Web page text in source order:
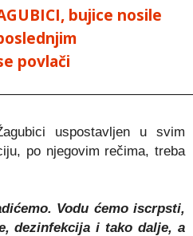
bujice nosile
povlači
uspostavljen u svim
po njegovim rečima, treba
Vodu ćemo iscrpsti,
dezinfekcija i tako dalje, a